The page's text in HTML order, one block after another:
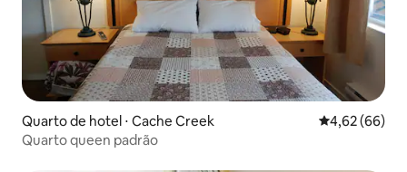
Quarto de hotel ⋅ Cache Creek 4,62 de uma
4,62 (66)
Quarto queen padrão